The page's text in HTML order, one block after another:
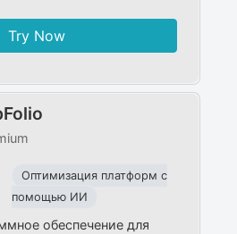
Try Now
Оптимизация платформ с
помощью ИИ
обеспечение для